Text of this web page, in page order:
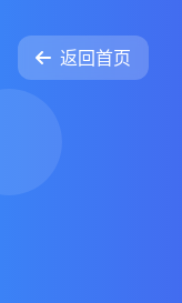
返回首页